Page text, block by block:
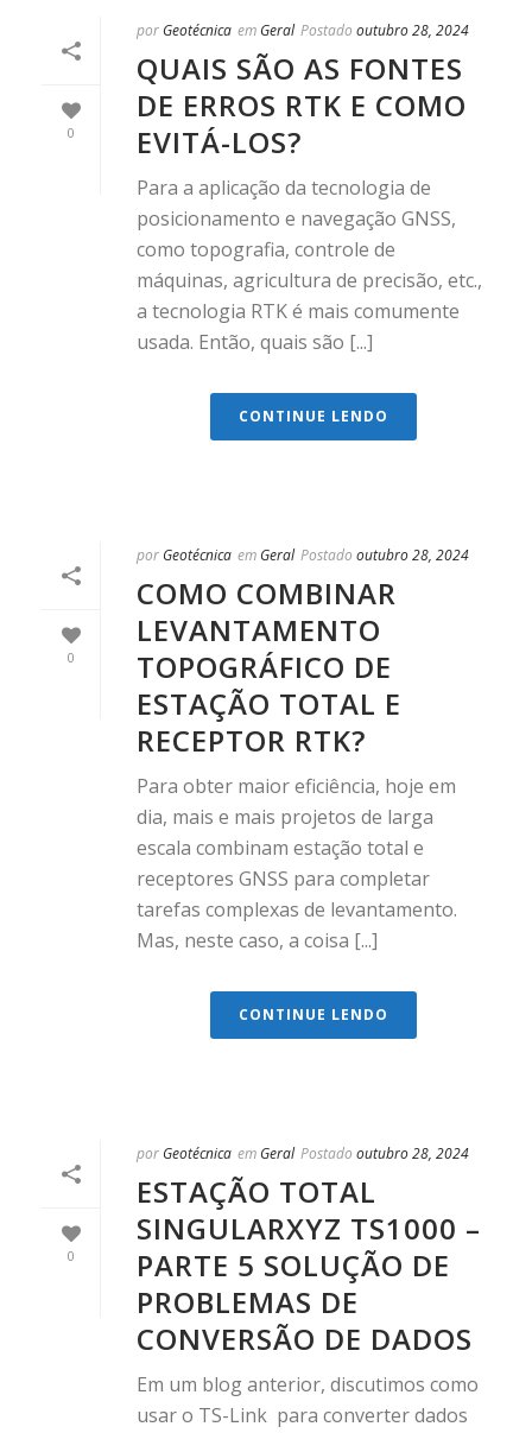
0
por Geotécnica em Geral Postado outubro 28, 2024
QUAIS SÃO AS FONTES
DE ERROS RTK E COMO
EVITÁ-LOS?
Para a aplicação da tecnologia de
posicionamento e navegação GNSS,
como topografia, controle de
máquinas, agricultura de precisão, etc.,
a tecnologia RTK é mais comumente
usada. Então, quais são [...]
CONTINUE LENDO
0
por Geotécnica em Geral Postado outubro 28, 2024
COMO COMBINAR
LEVANTAMENTO
TOPOGRÁFICO DE
ESTAÇÃO TOTAL E
RECEPTOR RTK?
Para obter maior eficiência, hoje em
dia, mais e mais projetos de larga
escala combinam estação total e
receptores GNSS para completar
tarefas complexas de levantamento.
Mas, neste caso, a coisa [...]
CONTINUE LENDO
0
por Geotécnica em Geral Postado outubro 28, 2024
ESTAÇÃO TOTAL
SINGULARXYZ TS1000 –
PARTE 5 SOLUÇÃO DE
PROBLEMAS DE
CONVERSÃO DE DADOS
Em um blog anterior, discutimos como
usar o TS-Link para converter dados